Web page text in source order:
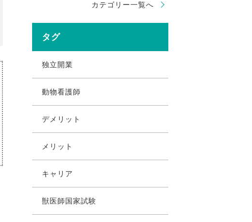
カテゴリー一覧へ
タグ
独立開業
動物看護師
デメリット
メリット
キャリア
獣医師国家試験